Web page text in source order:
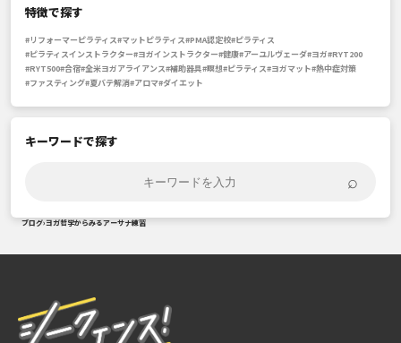
特徴で探す
#リフォーマーピラティス#マットピラティス#PMA認定校#ピラティス
#ピラティスインストラクター#ヨガインストラクター#健康#アーユルヴェーダ#ヨガ#RYT200
#RYT500#合宿#全米ヨガアライアンス#補助器具#瞑想#ピラティス#ヨガマット#熱中症対策
#ファスティング#夏バテ解消#アロマ#ダイエット
キーワードで探す
⌕
ブログ›ヨガ哲学からみるアーサナ練習